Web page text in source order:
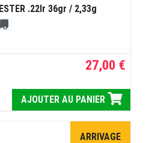
.22lr 36gr / 2,33g
27,00 €
AJOUTER AU PANIER
ARRIVAGE